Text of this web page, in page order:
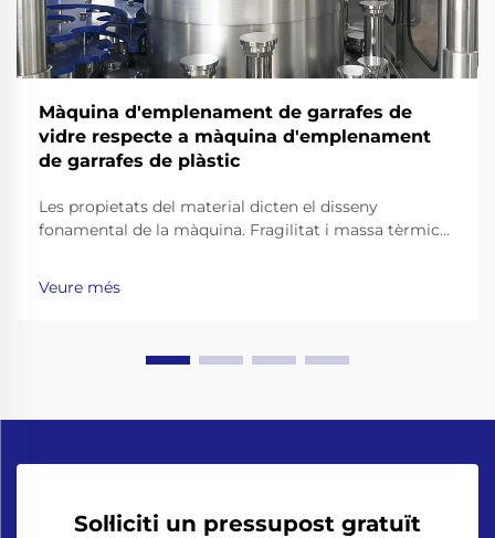
Màquina d'emplenament de garrafes de
vidre respecte a màquina d'emplenament
de garrafes de plàstic
Les propietats del material dicten el disseny
fonamental de la màquina. Fragilitat i massa tèrmica
botelles de vidre requereixen xassís reforçats, cintes
transportadores amb amortiment de xocs i pinces de
Veure més
Sol·liciti un pressupost gratuït